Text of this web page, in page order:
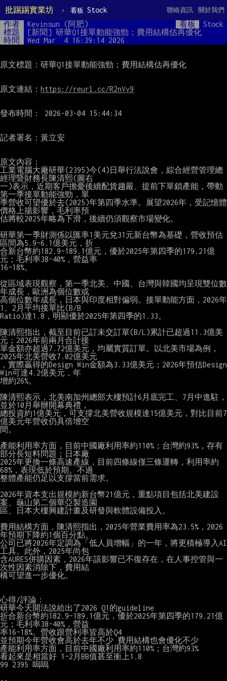
批踢踢實業坊 › 看板 Stock 關於我們
聯絡資訊
作者 Kevinsun (阿肥) 看板
Stock
標題
[新聞] 研華Q1接單動能強勁；費用結構估再優化
時間
Wed Mar  4 16:39:14 2026
原文標題：研華Q1接單動能強勁；費用結構估再優化
原文連結： https://reurl.cc/R2nVv9
發布時間： 2026-03-04 15:44:34
記者署名：黃立安
原文內容：
工業電腦大廠研華(2395)今(4)日舉行法說會，綜合經營管理總
經理暨財務長陳清熙(圖右
一)表示，近期客戶擔憂後續配貨趨嚴、提前下單鎖產能，帶動
第一季接單動能強勁，單
季營收可望優於去(2025)年第四季水準。展望2026年，受記憶體
價格上揚影響，毛利率預
估將較2025年略為下滑，後續仍須觀察市場變化。
研華第一季財測係以匯率1美元兌31元新台幣為基礎，營收預估
區間為5.9~6.1億美元，折
合新台幣約182.9~189.1億元，優於2025年第四季的179.21億
元；毛利率38~40%，營益率
16~18%。
從區域表現觀察，第一季北美、中國、台灣與韓國均呈現雙位數
年成長，歐洲為個位數或
高個位數年成長，日本與印度相對偏弱。接單動能方面，2026年
1、2月平均接單比(B/B
Ratio)達1.8，明顯優於2025年第四季的1.33。
陳清熙指出，截至目前已訂未交訂單(B/L)累計已超過11.3億美
元；2026年前兩月合計接
單金額亦超過7.72億美元，均屬實質訂單。以北美市場為例，
2025年北美營收7.02億美元
，實際贏得的Design Win金額為3.33億美元；2026年預估Design
Win可達4.2億美元，年
增約26%。
陳清熙表示，北美南加州總部大樓預計6月底完工、7月中進駐，
並於10月舉辦開幕典禮，
總投資約1億美元，可支撐北美營收規模達15億美元，對比目前7
億美元年營收仍具倍增空
間。
產能利用率方面，目前中國廠利用率約110%；台灣約93%，存有
部分長短料問題；日本廠
2025年更換一條高速產線，目前四條線僅三條運轉，利用率約
68%，表現低於預期。不過
整體產能仍足以支撐當前需求。
2026年資本支出規模約新台幣21億元，重點項目包括北美建設
案、龜山第二個華亞製造園
區、日本大樓興建計畫及研發與軟體設備投入。
費用結構方面，陳清熙指出，2025年營業費用率為23.5%，2026
年預期下降約1個百分點。
公司已將2026年定調為「低人員增幅」的一年，將更積極導入AI
工具。此外，2025年尚包
含AURES併購因素，2026年該影響已不復存在，在人事控管與一
次性因素消除下，費用結
構可望進一步優化。
心得/評論：
研華今天開法說給出了2026 Q1的guideline
折合新台幣約182.9~189.1億元，優於2025年第四季的179.21億
元；毛利率38~40%，營益
率16~18%。營收跟營利率皆高於Q4
並預期今年營收會高於去年不少 費用結構也會優化不少
產能利用率方面，目前中國廠利用率約110%；台灣約93%
看起來是相當好 1~2月BB值甚至衝上1.8
99 2395 嗚嗚